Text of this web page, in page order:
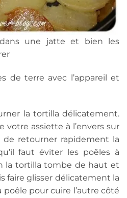
une jatte et bien les
de terre avec l’appareil et
la tortilla délicatement.
assiette à l’envers sur
retourner rapidement la
faut éviter les poêles à
la tortilla tombe de haut et
faire glisser délicatement la
poêle pour cuire l’autre côté